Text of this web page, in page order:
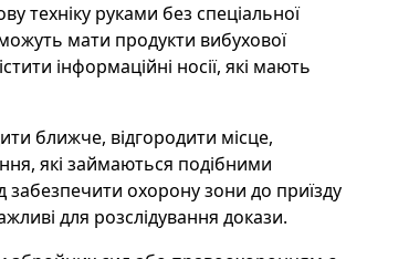
техніку руками без спеціальної
мати продукти вибухової
інформаційні носії, які мають
ближче, відгородити місце,
які займаються подібними
охорону зони до приїзду
для розслідування докази.